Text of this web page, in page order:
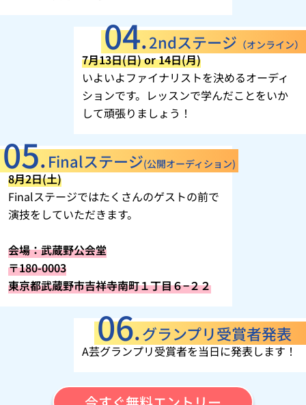
2ndステージ （オンライン）
7月13日(日) or 14日(月)
いよいよファイナリストを決めるオーディ
ションです。レッスンで学んだことをいか
して頑張りましょう！
Finalステージ(公開オーディション)
8月2日(土)
Finalステージではたくさんのゲストの前で
演技をしていただきます。
会場：武蔵野公会堂
〒180-0003
東京都武蔵野市吉祥寺南町１丁目６−２２
グランプリ受賞者発表
A芸グランプリ受賞者を当日に発表します！